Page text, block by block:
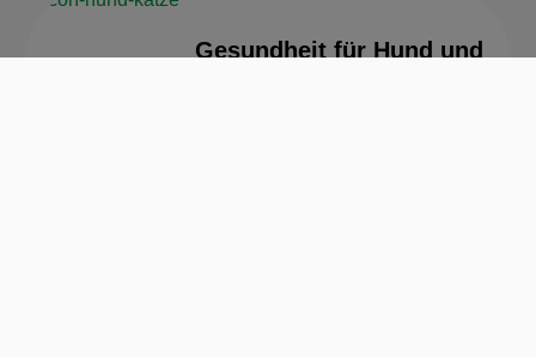
Gesundheit für Hund und